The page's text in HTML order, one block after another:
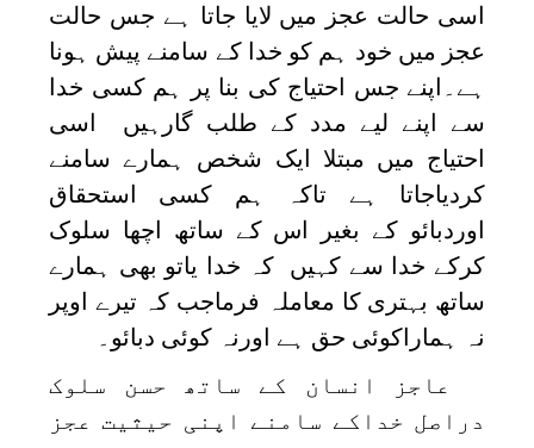
اسی حالت عجز میں لایا جاتا ہے جس حالت
عجز میں خود ہم کو خدا کے سامنے پیش ہونا
ہے۔اپنے جس احتیاج کی بنا پر ہم کسی خدا
سے اپنے لیے مدد کے طلب گارہیں اسی
احتیاج میں مبتلا ایک شخص ہمارے سامنے
کردیاجاتا ہے تاکہ ہم کسی استحقاق
اوردبائو کے بغیر اس کے ساتھ اچھا سلوک
کرکے خدا سے کہیں کہ خدا یاتو بھی ہمارے
ساتھ بہتری کا معاملہ فرماجب کہ تیرے اوپر
نہ ہماراکوئی حق ہے اورنہ کوئی دبائو۔
عاجز انسان کے ساتھ حسن سلوک
دراصل خداکے سامنے اپنی حیثیت عجز